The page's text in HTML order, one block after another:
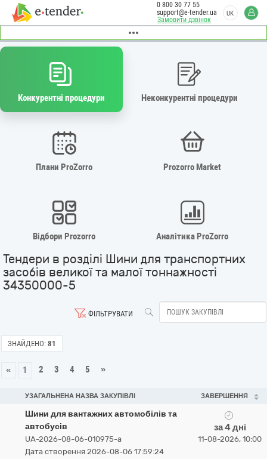
Замовити дзвінок
0 800 30 77 55
support@e-tender.ua
UK
Конкурентні процедури Неконкурентні процедури
Плани ProZorro Prozorro Market
Відбори Prozorro Аналітика ProZorro
Тендери в розділі Шини для транспортних
засобів великої та малої тоннажності
34350000-5
ФІЛЬТРУВАТИ
ЗНАЙДЕНО: 81
« 1 2 3 4 5 »
УЗАГАЛЬНЕНА НАЗВА ЗАКУПІВЛІ ЗАВЕРШЕННЯ
Шини для вантажних автомобілів та
автобусів
UA-2026-08-06-010975-a
Дата створення 2026-08-06 17:59:24
за 4 дні
11-08-2026, 10:00